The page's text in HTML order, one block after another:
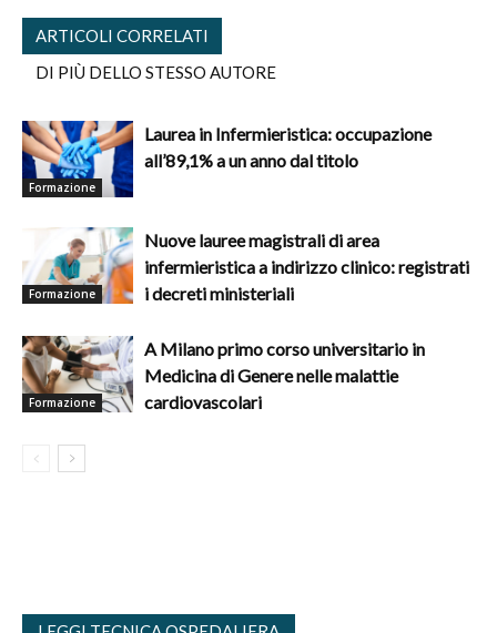
ARTICOLI CORRELATI
DI PIÙ DELLO STESSO AUTORE
Formazione
Laurea in Infermieristica: occupazione
all’89,1% a un anno dal titolo
Formazione
Nuove lauree magistrali di area
infermieristica a indirizzo clinico: registrati
i decreti ministeriali
Formazione
A Milano primo corso universitario in
Medicina di Genere nelle malattie
cardiovascolari